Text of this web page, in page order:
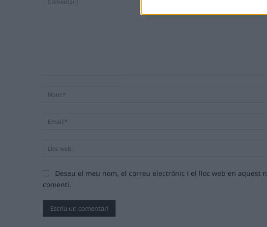
Deseu el meu nom, el correu electrònic i el lloc web en aquest
comenti.